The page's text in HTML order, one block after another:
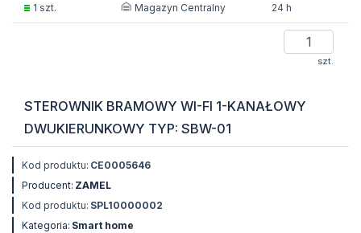
1 szt. Magazyn Centralny 24 h
szt.
STEROWNIK BRAMOWY WI-FI 1-KANAŁOWY
DWUKIERUNKOWY TYP: SBW-01
Kod produktu: CE0005646
Producent: ZAMEL
Kod produktu: SPL10000002
Kategoria: Smart home